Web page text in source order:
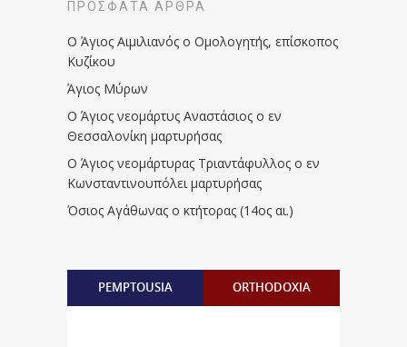
ΠΡΌΣΦΑΤΑ ΆΡΘΡΑ
Ο Άγιος Αιμιλιανός ο Ομολογητής, επίσκοπος
Κυζίκου
Άγιος Μύρων
Ο Άγιος νεομάρτυς Αναστάσιος ο εν
Θεσσαλονίκη μαρτυρήσας
Ο Άγιος νεομάρτυρας Τριαντάφυλλος ο εν
Κωνσταντινουπόλει μαρτυρήσας
Όσιος Αγάθωνας ο κτήτορας (14ος αι.)
PEMPTOUSIA ORTHODOXIA